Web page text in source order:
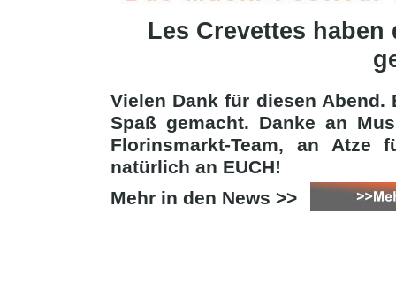
Les Crevettes
Vielen Dank für diesen
Spaß gemacht. Danke an
Florinsmarkt-Team, an Atze
natürlich an EUCH!
Mehr in den News >>